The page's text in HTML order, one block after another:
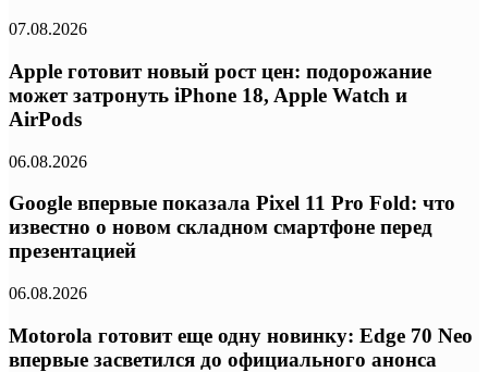
07.08.2026
Apple готовит новый рост цен: подорожание
может затронуть iPhone 18, Apple Watch и
AirPods
06.08.2026
Google впервые показала Pixel 11 Pro Fold: что
известно о новом складном смартфоне перед
презентацией
06.08.2026
Motorola готовит еще одну новинку: Edge 70 Neo
впервые засветился до официального анонса